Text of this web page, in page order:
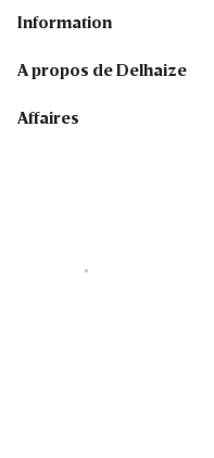
Information
A propos de Delhaize
Affaires